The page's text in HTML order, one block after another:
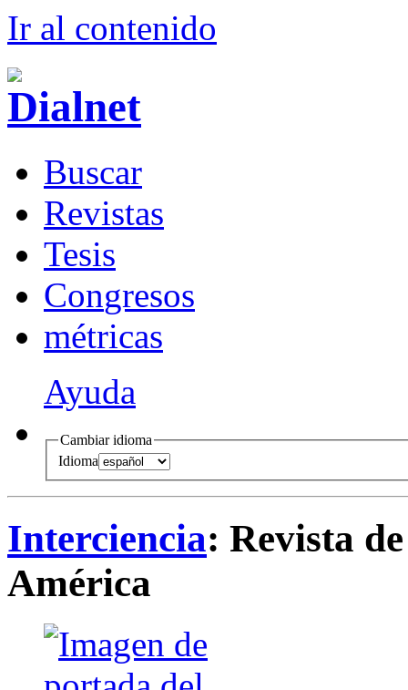
Ir al contenido
Buscar
Revistas
Tesis
Congresos
métricas
Ayuda
Cambiar idioma
Idioma
Interciencia: Revista
América